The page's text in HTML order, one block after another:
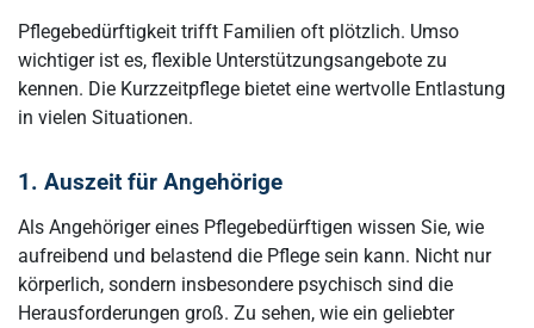
Pflegebedürftigkeit trifft Familien oft plötzlich. Umso
wichtiger ist es, flexible Unterstützungsangebote zu
kennen. Die Kurzzeitpflege bietet eine wertvolle Entlastung
in vielen Situationen.
1. Auszeit für Angehörige
Als Angehöriger eines Pflegebedürftigen wissen Sie, wie
aufreibend und belastend die Pflege sein kann. Nicht nur
körperlich, sondern insbesondere psychisch sind die
Herausforderungen groß. Zu sehen, wie ein geliebter